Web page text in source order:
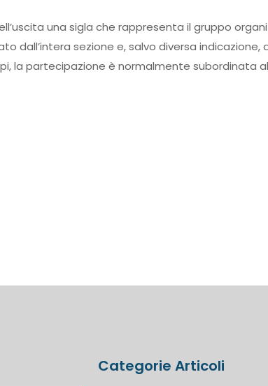
una sigla che rappresenta il gruppo
dall’intera sezione e, salvo diversa indicazione,
la partecipazione è normalmente subordinata
Categorie Articoli